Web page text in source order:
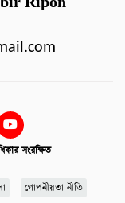
সংরক্ষিত
গোপনীয়তা নীতি